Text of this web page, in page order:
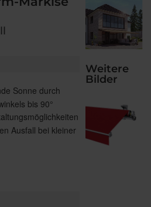
Sonne durch
bis 90°
Ausfall bei kleiner
Weitere
Bilder